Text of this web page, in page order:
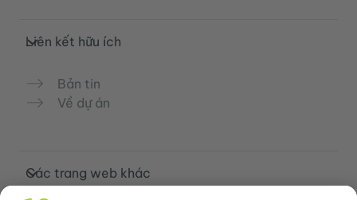
Liên kết hữu ích
Bản tin
Về dự án
Các trang web khác